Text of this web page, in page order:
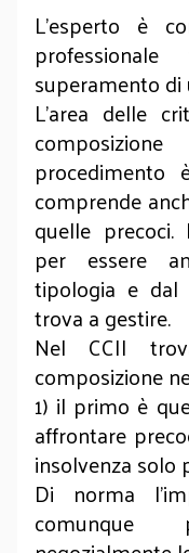
L'esperto è
superamento di
L’area delle
comprende
quelle
per essere
tipologia e
trova a gestire.
Nel CCII
composizione
1) il primo è
affrontare
insolvenza solo
Di norma